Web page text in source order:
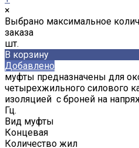
×
Выбрано максимальное
заказа
шт.
В корзину
Добавлено
муфты предназначены для
четырехжильного силового
изоляцией с броней на
Гц.
Вид муфты
Концевая
Количество жил